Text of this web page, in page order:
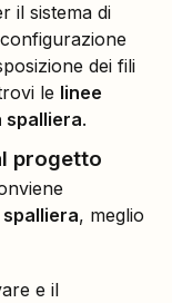
il sistema di
dei fili
le linee
spalliera.
progetto
, meglio
e il